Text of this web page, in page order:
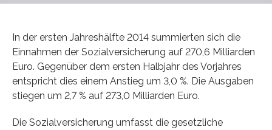
In der ersten Jahreshälfte 2014 summierten sich die
Einnahmen der Sozialversicherung auf 270,6 Milliarden
Euro. Gegenüber dem ersten Halbjahr des Vorjahres
entspricht dies einem Anstieg um 3,0 %. Die Ausgaben
stiegen um 2,7 % auf 273,0 Milliarden Euro.
Die Sozialversicherung umfasst die gesetzliche